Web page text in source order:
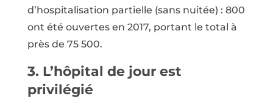
d’hospitalisation partielle (sans nuitée) : 800
ont été ouvertes en 2017, portant le total à
près de 75 500.
3. L’hôpital de jour est
privilégié